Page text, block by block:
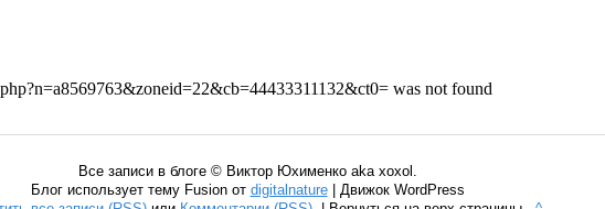
Все записи в блоге © Виктор Юхименко aka xoxol.
Блог использует тему Fusion от digitalnature| Движок WordPress